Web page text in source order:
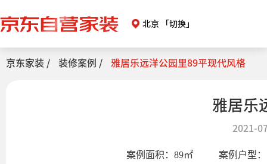
北京 「切换」
京东家装 / 装修案例 / 雅居乐远洋公园里89平现代风格
雅居乐
2021-
案例面积：89㎡ 案例户型：